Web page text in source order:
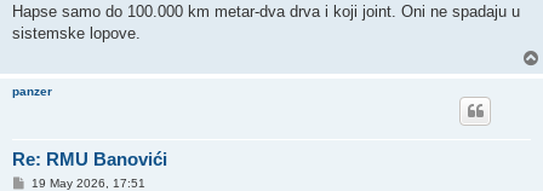
s
Hapse samo do 100.000 km metar-dva drva i koji joint. Oni ne spadaju u
sistemske lopove.
panzer
Re: RMU Banovići
P19 May 2026, 17:51